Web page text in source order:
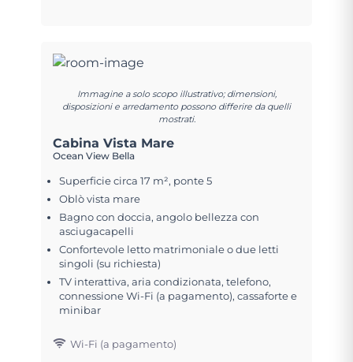
Immagine a solo scopo illustrativo; dimensioni,
disposizioni e arredamento possono differire da quelli
mostrati.
Cabina Vista Mare
Ocean View Bella
Superficie circa 17 m², ponte 5
Oblò vista mare
Bagno con doccia, angolo bellezza con
asciugacapelli
Confortevole letto matrimoniale o due letti
singoli (su richiesta)
TV interattiva, aria condizionata, telefono,
connessione Wi-Fi (a pagamento), cassaforte e
minibar
Wi-Fi (a pagamento)